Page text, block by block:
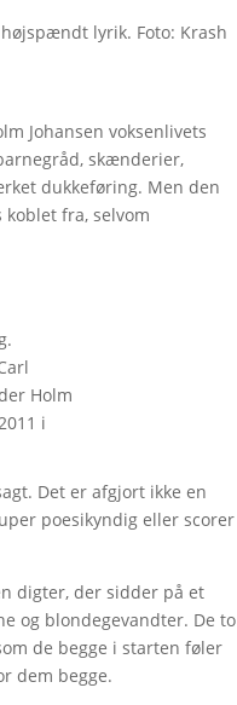
lyrik. Foto: Krash
Johansen voksenlivets
skænderier,
dukkeføring. Men den
fra, selvom
Holm
i
Det er afgjort ikke en
poesikyndig eller scorer
digter, der sidder på et
og blondegevandter. De to
de begge i starten føler
dem begge.